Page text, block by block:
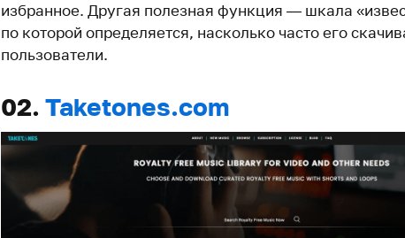
избранное. Другая полезная функция — шкала
по которой определяется, насколько часто его
пользователи.
02. Taketones.com